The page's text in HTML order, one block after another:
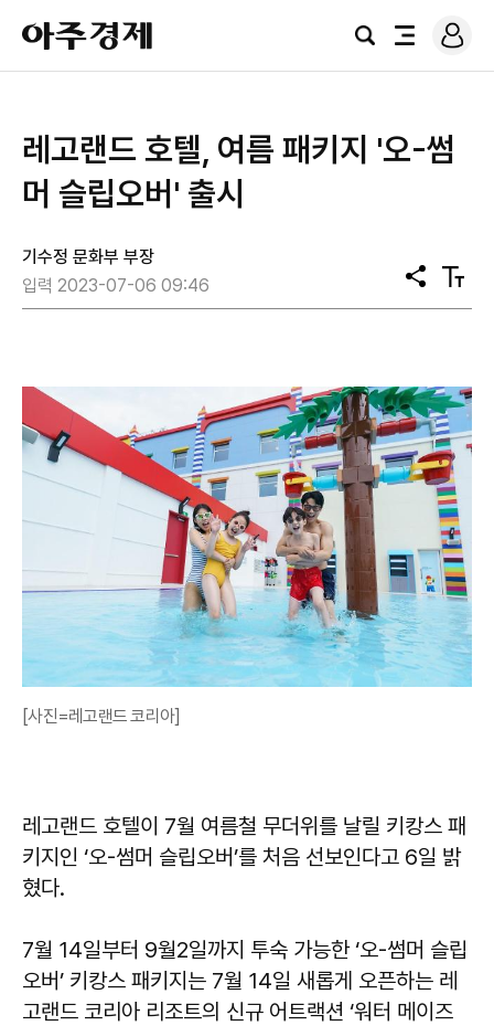
아
주
경
검
전
로
그
​레고랜드 호텔, 여름 패키지 '오-썸
머 슬립오버' 출시
기수정 문화부 부장
입력 2023-07-06 09:46
공
유
텍
스
[사진=레고랜드 코리아]
레고랜드 호텔이 7월 여름철 무더위를 날릴 키캉스 패
키지인 ‘오-썸머 슬립오버’를 처음 선보인다고 6일 밝
혔다.
7월 14일부터 9월2일까지 투숙 가능한 ‘오-썸머 슬립
오버’ 키캉스 패키지는 7월 14일 새롭게 오픈하는 레
고랜드 코리아 리조트의 신규 어트랙션 ‘워터 메이즈